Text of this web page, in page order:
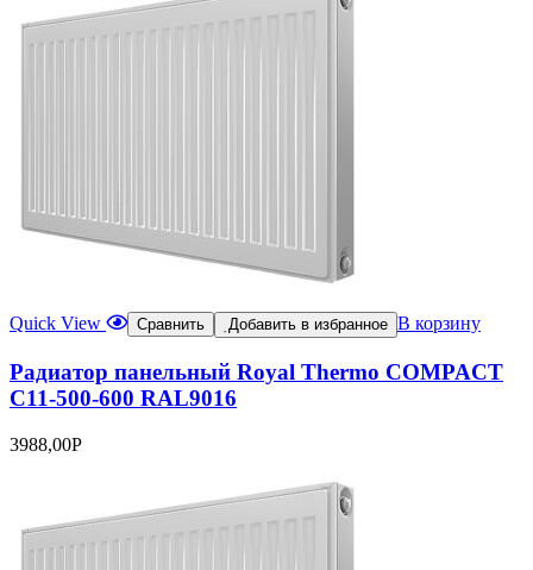
Quick View Сравнить Добавить в избранное В корзину
Радиатор панельный Royal Thermo COMPACT
C11-500-600 RAL9016
3988,00Р